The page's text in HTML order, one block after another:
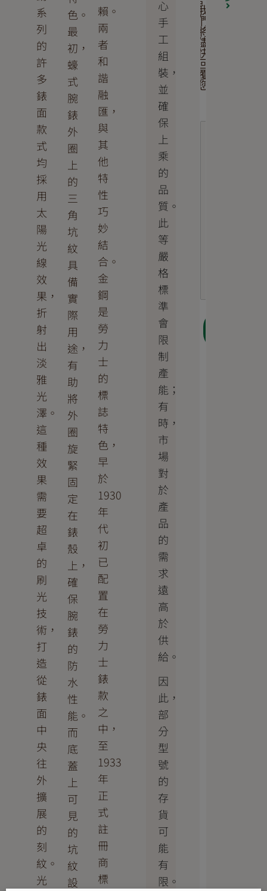
系
列
的
許
多
錶
面
款
式
均
採
用
太
陽
光
線
效
果，
折
射
出
淡
雅
光
澤。
這
種
效
果
需
要
超
卓
的
刷
光
技
術，
打
造
從
錶
面
中
央
往
外
擴
展
的
刻
紋。
光
色。
最
初，
蠔
式
腕
錶
外
圈
上
的
三
角
坑
紋
具
備
實
際
用
途，
有
助
將
外
圈
旋
緊
固
定
在
錶
殼
上，
確
保
腕
錶
的
防
水
性
能。
而
底
蓋
上
可
見
的
坑
紋
設
賴。
兩
者
和
諧
融
匯，
與
其
他
特
性
巧
妙
結
合。
金
鋼
是
勞
力
士
的
標
誌
特
色，
早
於
1930
年
代
初
已
配
置
在
勞
力
士
錶
款
之
中，
至
1933
年
正
式
註
冊
商
標
心
手
工
組
裝，
並
確
保
上
乘
的
品
質。
此
等
嚴
格
標
準
會
限
制
產
能；
有
時，
市
場
對
於
產
品
的
需
求
遠
高
於
供
給。
因
此，
部
分
型
號
的
存
貨
可
能
有
限。
我
們
將
儘
快
回
覆
您